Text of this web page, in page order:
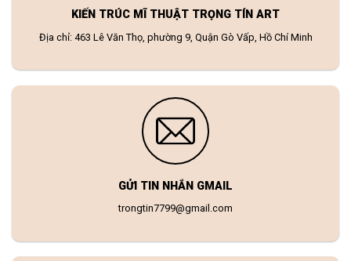
KIẾN TRÚC MĨ THUẬT TRỌNG TÍN ART
Địa chỉ: 463 Lê Văn Thọ, phường 9, Quận Gò Vấp, Hồ Chí Minh
GỬI TIN NHẮN GMAIL
trongtin7799@gmail.com